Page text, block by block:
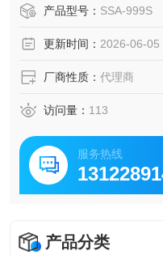
境、科研等行业。还包括
等）、理化陶瓷（实验用
产品型号： SSA-999S
更新时间： 2026-06-05
厂商性质： 代理商
访问量： 113
服务热线
产品分类